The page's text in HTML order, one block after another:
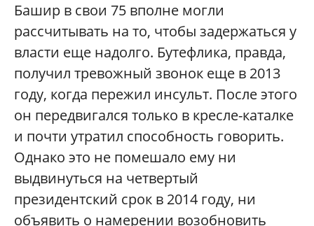
Башир в свои 75 вполне могли
рассчитывать на то, чтобы задержаться у
власти еще надолго. Бутефлика, правда,
получил тревожный звонок еще в 2013
году, когда пережил инсульт. После этого
он передвигался только в кресле-каталке
и почти утратил способность говорить.
Однако это не помешало ему ни
выдвинуться на четвертый
президентский срок в 2014 году, ни
объявить о намерении возобновить